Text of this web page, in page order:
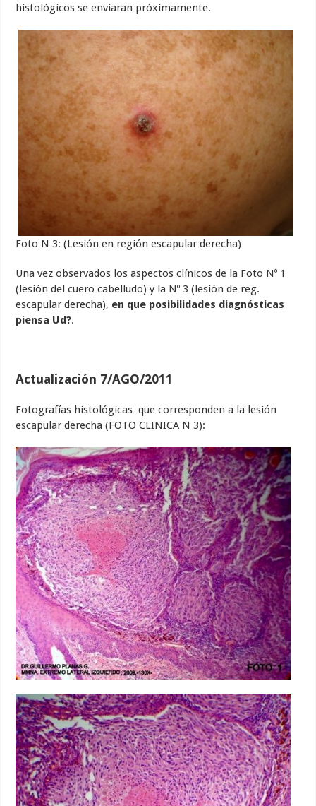
histológicos se enviaran próximamente.
Foto N 3: (Lesión en región escapular derecha)
Una vez observados los aspectos clínicos de la Foto Nº 1
(lesión del cuero cabelludo) y la Nº 3 (lesión de reg.
escapular derecha), en que posibilidades diagnósticas
piensa Ud?.
Actualización 7/AGO/2011
Fotografías histológicas que corresponden a la lesión
escapular derecha (FOTO CLINICA N 3):